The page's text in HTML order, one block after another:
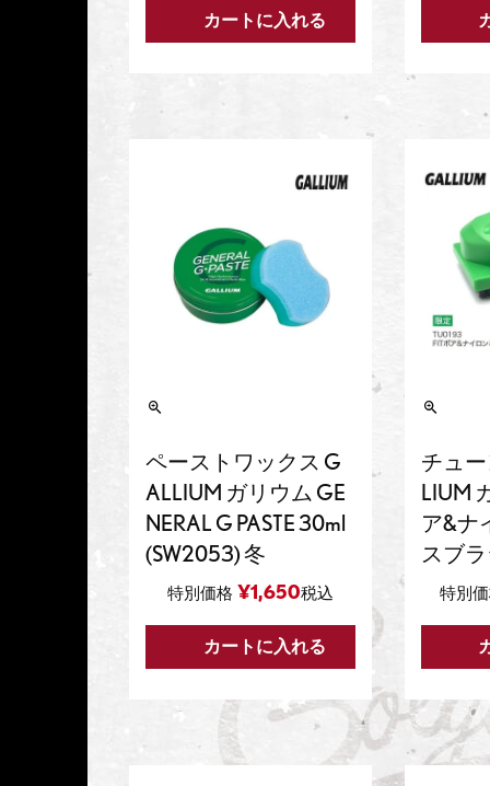
カートに入れる
ペーストワックス G
ALLIUM ガリウム GE
NERAL G PASTE 30ml
(SW2053) 冬
特別価格 ¥1,650税込
カートに入れる
チュ
LIUM
ア&ナ
スブラ
特別